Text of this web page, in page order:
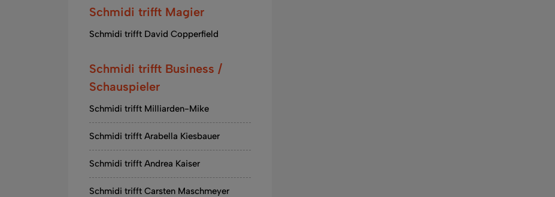
Schmidi trifft Magier
Schmidi trifft David Copperfield
Schmidi trifft Business /
Schauspieler
Schmidi trifft Milliarden-Mike
Schmidi trifft Arabella Kiesbauer
Schmidi trifft Andrea Kaiser
Schmidi trifft Carsten Maschmeyer